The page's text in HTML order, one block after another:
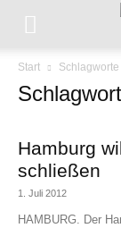
Start Schlagworte
Hamburg
schließen
1. Juli 2012
HAMBURG. Der